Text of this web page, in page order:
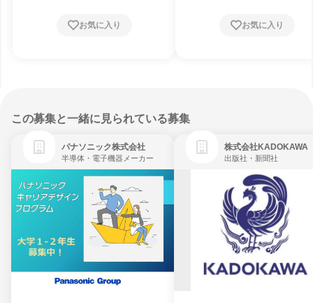
お気に入り お気に入り
この募集と一緒に見られている募集
パナソニック株式会社
半導体・電子機器メーカー
株式会社KADOKAWA
出版社・新聞社